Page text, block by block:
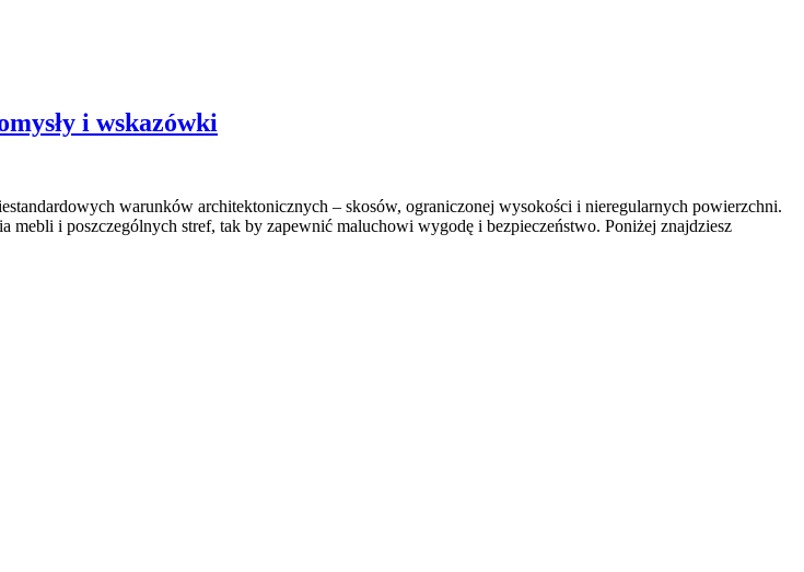
i wskazówki
warunków architektonicznych – skosów, ograniczonej wysokości i nieregularnych powierzchni.
i poszczególnych stref, tak by zapewnić maluchowi wygodę i bezpieczeństwo. Poniżej znajdziesz